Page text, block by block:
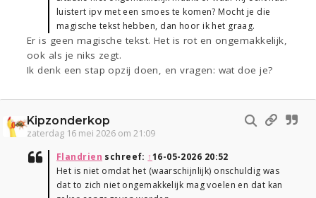
luistert ipv met een smoes te komen? Mocht je die
magische tekst hebben, dan hoor ik het graag.
Er is geen magische tekst. Het is rot en ongemakkelijk,
ook als je niks zegt.
Ik denk een stap opzij doen, en vragen: wat doe je?
Kipzonderkop
zaterdag 16 mei 2026 om 21:09
Flandrien schreef: ↑16-05-2026 20:52
Het is niet omdat het (waarschijnlijk) onschuldig was
dat to zich niet ongemakkelijk mag voelen en dat kan